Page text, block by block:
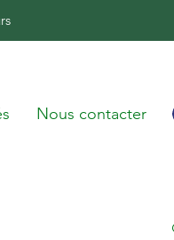
Nous contacter